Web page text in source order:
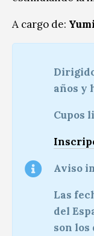
A cargo de:
años y
Cupos
Aviso
Las
del
son los